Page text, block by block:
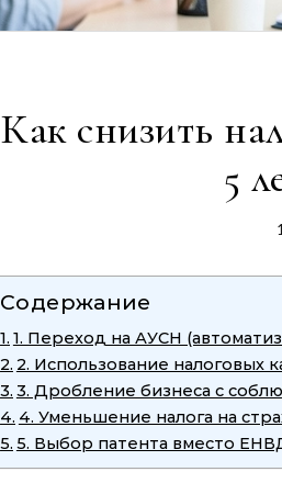
Как снизить
5
Содержание
1. Переход на АУСН
2. Использование налоговых
3. Дробление бизнеса с
4. Уменьшение налога на
5. Выбор патента вместо